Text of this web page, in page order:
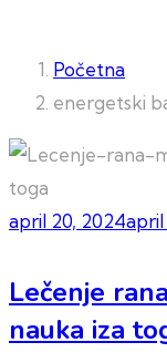
Početna
energetski
april 20, 2024april
Lečenje
nauka iza